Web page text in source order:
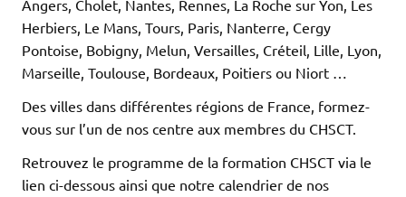
Angers, Cholet, Nantes, Rennes, La Roche sur Yon, Les
Herbiers, Le Mans, Tours, Paris, Nanterre, Cergy
Pontoise, Bobigny, Melun, Versailles, Créteil, Lille, Lyon,
Marseille, Toulouse, Bordeaux, Poitiers ou Niort …
Des villes dans différentes régions de France, formez-
vous sur l’un de nos centre aux membres du CHSCT.
Retrouvez le programme de la formation CHSCT via le
lien ci-dessous ainsi que notre calendrier de nos